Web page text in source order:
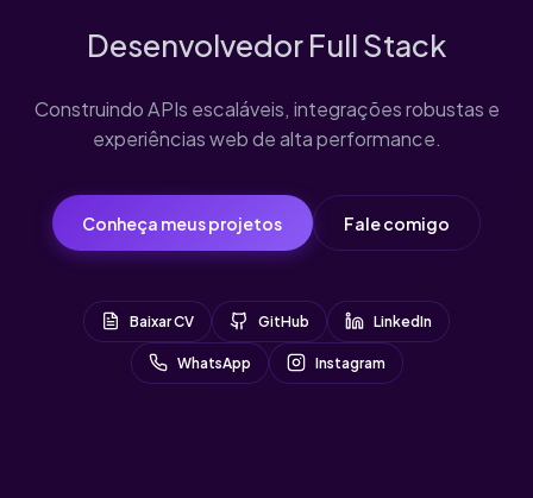
Desenvolvedor Full Stack
Construindo APIs escaláveis, integrações robustas e
experiências web de alta performance.
Conheça meus projetos Fale comigo
Baixar CV GitHub LinkedIn
WhatsApp Instagram